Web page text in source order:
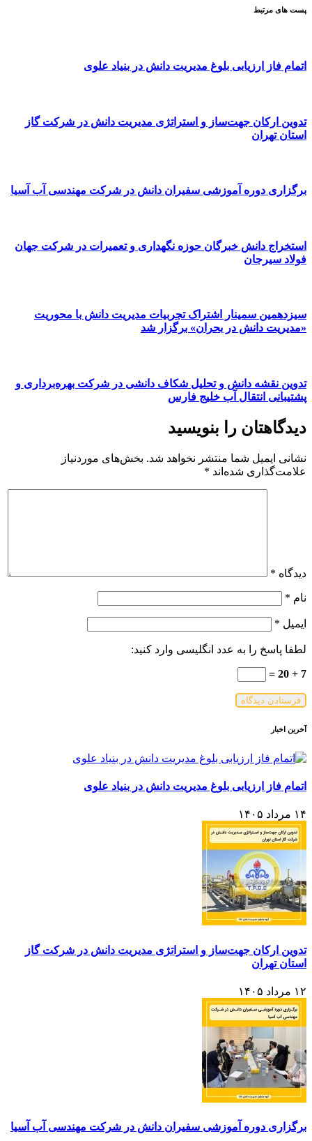
پست های مرتبط
اتمام فاز ارزیابی بلوغ مدیریت دانش در بنیاد علوی
تدوین ارکان جهت‌ساز و استراتژی مدیریت دانش در شرکت گاز
استان تهران
برگزاری دوره آموزشی سفیران دانش در شرکت مهندسی آب آسیا
استخراج دانش خبرگان حوزه نگهداری و تعمیرات در شرکت جهان
فولاد سیرجان
سیزدهمین سمینار اشتراک تجربیات مدیریت دانش با محوریت
«مدیریت دانش در بحران» برگزار شد
تدوین نقشه دانش و تحلیل شکاف دانشی در شرکت بهره‌برداری و
پشتیبانی انتقال آب خلیج فارس
دیدگاهتان را بنویسید
نشانی ایمیل شما منتشر نخواهد شد. بخش‌های موردنیاز
علامت‌گذاری شده‌اند *
دیدگاه *
نام *
ایمیل *
لطفا پاسخ را به عدد انگلیسی وارد کنید:
7 + 20 =
آخرین اخبار
اتمام فاز ارزیابی بلوغ مدیریت دانش در بنیاد علوی
۱۴ مرداد ۱۴۰۵
تدوین ارکان جهت‌ساز و استراتژی مدیریت دانش در شرکت گاز
استان تهران
۱۲ مرداد ۱۴۰۵
برگزاری دوره آموزشی سفیران دانش در شرکت مهندسی آب آسیا